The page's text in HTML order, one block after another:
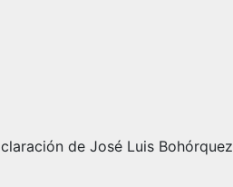
de José Luis Bohórquez